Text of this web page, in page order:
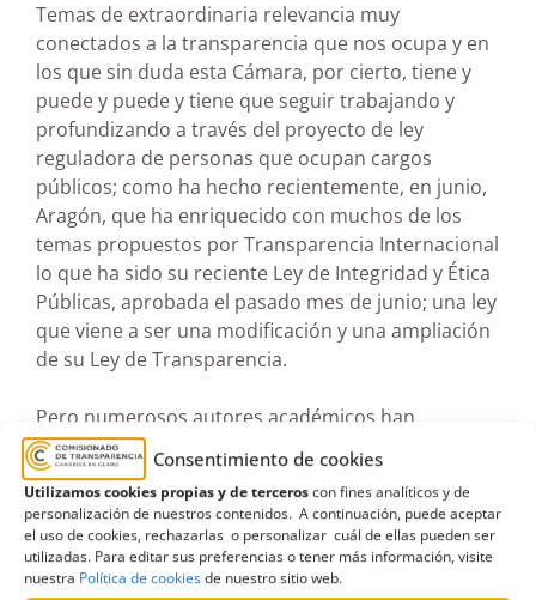
Consentimiento de cookies
Utilizamos cookies propias y de terceroscon fines analíticos y de
personalización de nuestros contenidos. A continuación, puede aceptar
el uso de cookies, rechazarlas o personalizar cuál de ellas pueden ser
utilizadas. Para editar sus preferencias o tener más información, visite
nuestra Política de cookiesde nuestro sitio web.
Temas de extraordinaria relevancia muy
conectados a la transparencia que nos ocupa y en
los que sin duda esta Cámara, por cierto, tiene y
puede y puede y tiene que seguir trabajando y
profundizando a través del proyecto de ley
reguladora de personas que ocupan cargos
públicos; como ha hecho recientemente, en junio,
Aragón, que ha enriquecido con muchos de los
temas propuestos por Transparencia Internacional
lo que ha sido su reciente Ley de Integridad y Ética
Públicas, aprobada el pasado mes de junio; una ley
que viene a ser una modificación y una ampliación
de su Ley de Transparencia.
Pero numerosos autores académicos han
señalado que los 80 indicadores de evaluación de
los portales web que realiza Transparencia
Internacional están lejos de contemplar las 254
obligaciones que las leyes canarias -la de cabildos,
la de ayuntamientos y la de transparencia- señalan
para cabildos y ayuntamientos, en un caso, o las